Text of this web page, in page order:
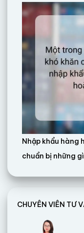
Nhập khẩu hàng
chuẩn bị những
CHUYÊN VIÊN TƯ